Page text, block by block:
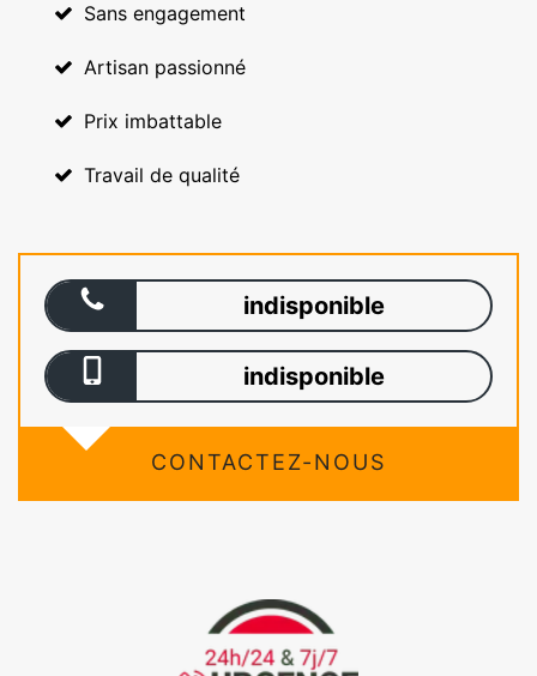
Sans engagement
Artisan passionné
Prix imbattable
Travail de qualité
indisponible
indisponible
CONTACTEZ-NOUS